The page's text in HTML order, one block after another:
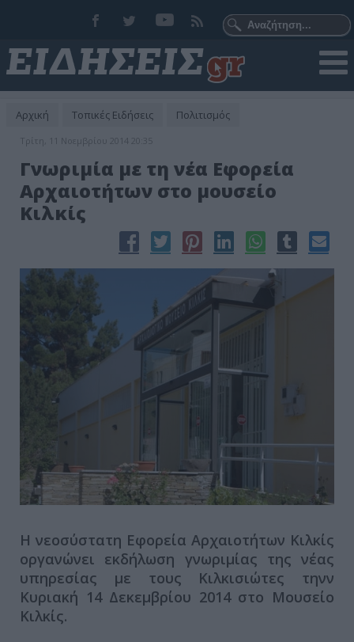
Αρχική Τοπικές Ειδήσεις Πολιτισμός
Τρίτη, 11 Νοεμβρίου 2014 20:35
Γνωριμία με τη νέα Εφορεία
Αρχαιοτήτων στο μουσείο
Κιλκίς
Η νεοσύστατη Εφορεία Αρχαιοτήτων Κιλκίς
οργανώνει εκδήλωση γνωριμίας της νέας
υπηρεσίας με τους Κιλκισιώτες τηνν
Κυριακή 14 Δεκεμβρίου 2014 στο Μουσείο
Κιλκίς.